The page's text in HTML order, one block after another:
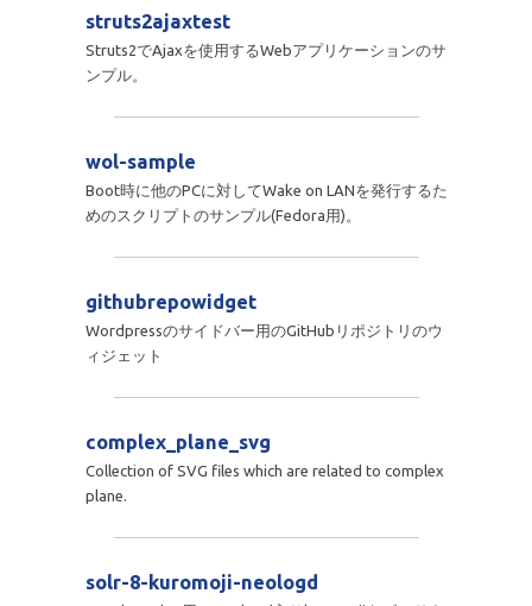
struts2ajaxtest
Struts2でAjaxを使用するWebアプリケーションのサ
ンプル。
wol-sample
Boot時に他のPCに対してWake on LANを発行するた
めのスクリプトのサンプル(Fedora用)。
githubrepowidget
Wordpressのサイドバー用のGitHubリポジトリのウ
ィジェット
complex_plane_svg
Collection of SVG files which are related to complex
plane.
solr-8-kuromoji-neologd